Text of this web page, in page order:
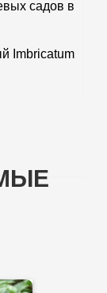
садов в
Imbricatum